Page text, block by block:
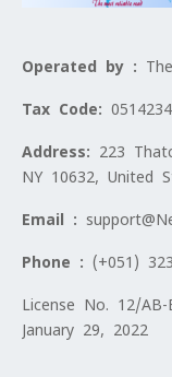
Operated by :
Tax Code:
Address: 223
NY 10632, United
Email :
Phone : (+051)
License No. 12/AB-
January 29, 2022